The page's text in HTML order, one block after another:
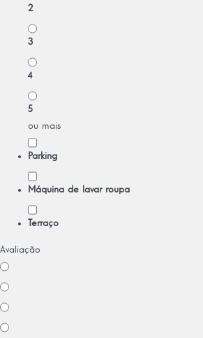
2
3
4
5
ou mais
Parking
Máquina de lavar roupa
Terraço
Avaliação